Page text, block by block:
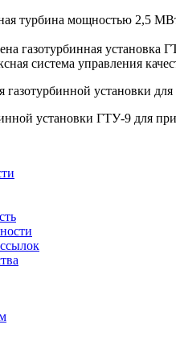
турбина мощностью 2,5
газотурбинная установка
система управления
газотурбинной установки
установки ГТУ-9 для